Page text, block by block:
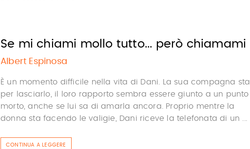
Se mi chiami mollo tutto... però chiamami
Albert Espinosa
È un momento difficile nella vita di Dani. La sua compagna sta
per lasciarlo, il loro rapporto sembra essere giunto a un punto
morto, anche se lui sa di amarla ancora. Proprio mentre la
donna sta facendo le valigie, Dani riceve la telefonata di un ...
CONTINUA A LEGGERE